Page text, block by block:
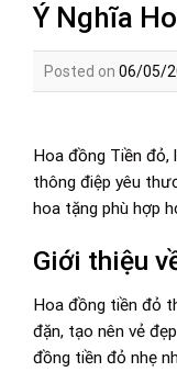
Ý Nghĩa
Posted on 06/05/
Hoa đồng Tiền đỏ,
thông điệp yêu
hoa tặng phù hợp
Giới thiệu
Hoa đồng tiền đỏ
đặn, tạo nên vẻ
đồng tiền đỏ nhẹ